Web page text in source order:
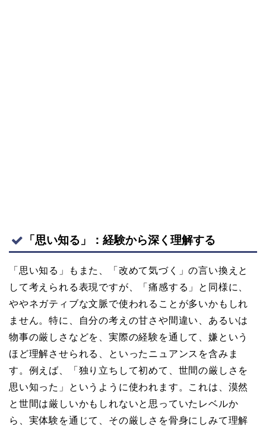
「思い知る」：経験から深く理解する
「思い知る」もまた、「改めて気づく」の言い換えと
して考えられる表現ですが、「痛感する」と同様に、
ややネガティブな文脈で使われることが多いかもしれ
ません。特に、自分の考えの甘さや間違い、あるいは
物事の厳しさなどを、実際の経験を通して、嫌という
ほど理解させられる、といったニュアンスを含みま
す。例えば、「独り立ちして初めて、世間の厳しさを
思い知った」というように使われます。これは、漠然
と世間は厳しいかもしれないと思っていたレベルか
ら、実体験を通じて、その厳しさを骨身にしみて理解